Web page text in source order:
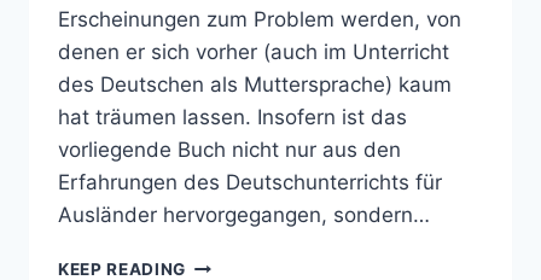
Erscheinungen zum Problem werden, von
denen er sich vorher (auch im Unterricht
des Deutschen als Muttersprache) kaum
hat träumen lassen. Insofern ist das
vorliegende Buch nicht nur aus den
Erfahrungen des Deutschunterrichts für
Ausländer hervorgegangen, sondern…
KEEP READING DEUTSCHE